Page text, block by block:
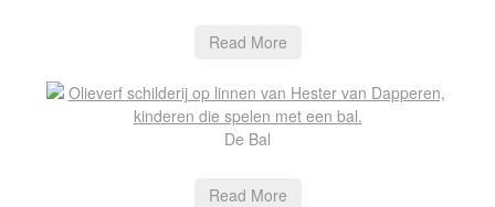
Read More
De Bal
Read More